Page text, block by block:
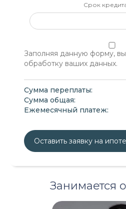
Срок
Заполняя данную форму,
обработку ваших данных.
Сумма переплаты:
Сумма общая:
Ежемесячный платеж:
Оставить заявку на
Занимается